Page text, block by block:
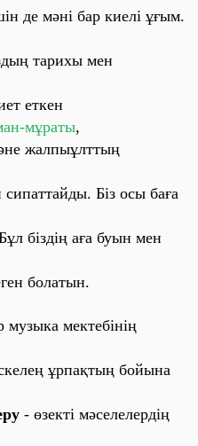
де мәні бар киелі ұғым.
тарихы мен
еткен
мұраты,
жалпыұлттың
Біз осы баға
біздің аға буын мен
болатын.
музыка мектебінің
ұрпақтың бойына
- өзекті мәселелердің